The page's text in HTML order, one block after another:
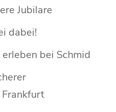
Jubilare
dabei!
bei Schmid